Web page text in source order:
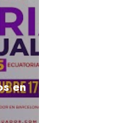
en